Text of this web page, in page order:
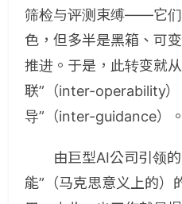
筛检与评测束缚——它们
色，但多半是黑箱、可
推进。于是，此转变就
联”（inter-operability）
导”（inter-guidance）。
由巨型AI公司引领
能”（马克思意义上的）